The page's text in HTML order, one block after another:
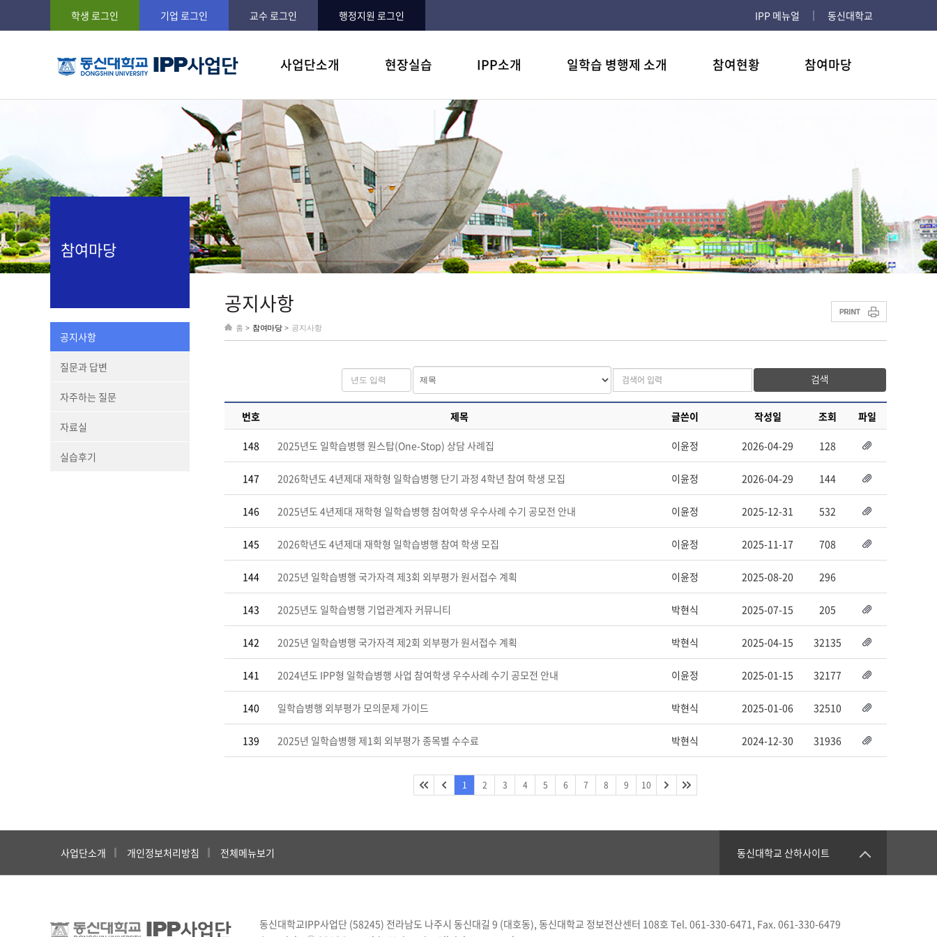
학생 로그인 기업 로그인 교수 로그인 행정지원 로그인 IPP 메뉴얼 동신대학교
사업단소개
사업비젼 및 목표
현장실습
현장실습이란?
IPP소개
IPP란? 학생입장에서 6가지 혜택 운영내용
일학습 병행제 소개
일학습 병행제란? 기업에 어떤 도움이 되나?
참여현황
참여학과
참여마당
공지사항 자주하는 질문
참여마당
공지사항
질문과 답변
자주하는 질문
자료실
실습후기
공지사항
홈 > 참여마당 > 공지사항
검색
번호 제목 글쓴이 작성일 조회 파일
148 2025년도 일학습병행 원스탑(One-Stop) 상담 사례집 이윤정 2026-04-29 128
147 2026학년도 4년제대 재학형 일학습병행 단기 과정 4학년 참여 학생 모집 이윤정 2026-04-29 144
146 2025년도 4년제대 재학형 일학습병행 참여학생 우수사례 수기 공모전 안내 이윤정 2025-12-31 532
145 2026학년도 4년제대 재학형 일학습병행 참여 학생 모집 이윤정 2025-11-17 708
144 2025년 일학습병행 국가자격 제3회 외부평가 원서접수 계획 이윤정 2025-08-20 296
143 2025년도 일학습병행 기업관계자 커뮤니티 박현식 2025-07-15 205
142 2025년 일학습병행 국가자격 제2회 외부평가 원서접수 계획 박현식 2025-04-15 32135
141 2024년도 IPP형 일학습병행 사업 참여학생 우수사례 수기 공모전 안내 이윤정 2025-01-15 32177
140 일학습병행 외부평가 모의문제 가이드 박현식 2025-01-06 32510
139 2025년 일학습병행 제1회 외부평가 종목별 수수료 박현식 2024-12-30 31936
1 2 3 4 5 6 7 8 9 10
사업단소개 개인정보처리방침 전체메뉴보기 동신대학교 산하사이트
동신대학교IPP사업단 (58245) 전라남도 나주시 동신대길 9 (대호동), 동신대학교 정보전산센터 108호 Tel. 061-330-6471, Fax. 061-330-6479